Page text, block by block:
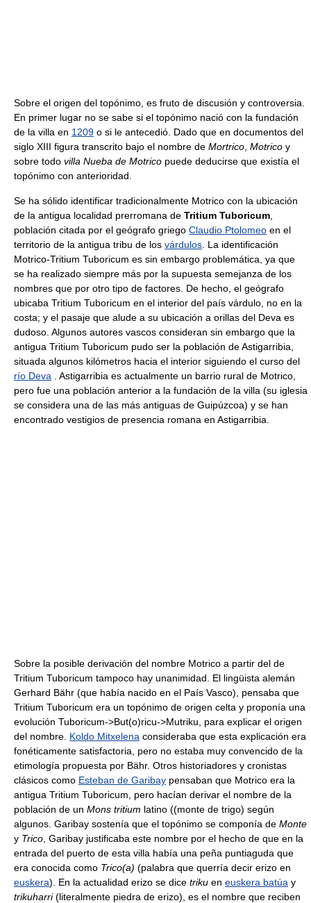
Sobre el origen del topónimo, es fruto de discusión y controversia.
En primer lugar no se sabe si el topónimo nació con la fundación
de la villa en 1209 o si le antecedió. Dado que en documentos del
siglo XIII figura transcrito bajo el nombre de Mortrico Motrico y
sobre todo villa Nueba de Motrico puede deducirse que existía el
topónimo con anterioridad.
Se ha sólido identificar tradicionalmente Motrico con la ubicación
de la antigua localidad prerromana de Tritium Tuboricum
población citada por el geógrafo griego Claudio Ptolomeo en el
territorio de la antigua tribu de los várdulos . La identificación
Motrico-Tritium Tuboricum es sin embargo problemática, ya que
se ha realizado siempre más por la supuesta semejanza de los
nombres que por otro tipo de factores. De hecho, el geógrafo
ubicaba Tritium Tuboricum en el interior del país várdulo, no en la
costa; y el pasaje que alude a su ubicación a orillas del Deva es
dudoso. Algunos autores vascos consideran sin embargo que la
antigua Tritium Tuboricum pudo ser la población de Astigarribia,
situada algunos kilómetros hacia el interior siguiendo el curso del
río Deva . Astigarribia es actualmente un barrio rural de Motrico,
pero fue una población anterior a la fundación de la villa (su iglesia
se considera una de las más antiguas de Guipúzcoa) y se han
encontrado vestigios de presencia romana en Astigarribia.
Sobre la posible derivación del nombre Motrico a partir del de
Tritium Tuboricum tampoco hay unanimidad. El lingüista alemán
Gerhard Bähr (que había nacido en el País Vasco), pensaba que
Tritium Tuboricum era un topónimo de origen celta y proponía una
evolución Tuboricum->But(o)ricu->Mutriku, para explicar el origen
del nombre. Koldo Mitxelena consideraba que esta explicación era
fonéticamente satisfactoria, pero no estaba muy convencido de la
etimología propuesta por Bähr. Otros historiadores y cronistas
clásicos como Esteban de Garibay pensaban que Motrico era la
antigua Tritium Tuboricum, pero hacían derivar el nombre de la
población de un Mons tritium latino ((monte de trigo) según
algunos. Garibay sostenía que el topónimo se componía de Monte
y Trico , Garibay justificaba este nombre por el hecho de que en la
entrada del puerto de esta villa había una peña puntiaguda que
era conocida como Trico(a) (palabra que querría decir erizo en
euskera). En la actualidad erizo se dice triku en euskera batúa y
trikuharri(literalmente piedra de erizo), es el nombre que reciben